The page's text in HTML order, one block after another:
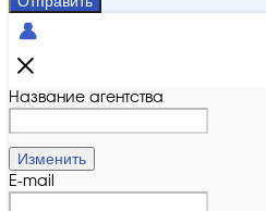
Название агентства
Изменить
E-mail